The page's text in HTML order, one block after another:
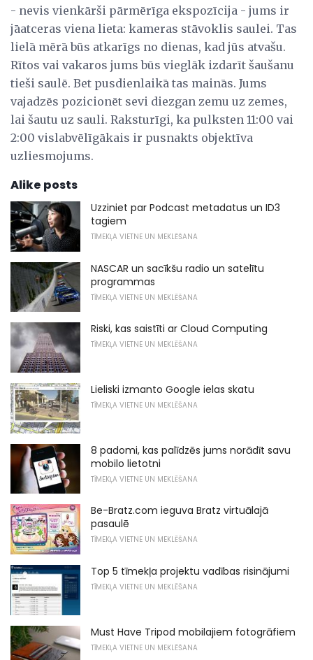
- nevis vienkārši pārmērīga ekspozīcija - jums ir
jāatceras viena lieta: kameras stāvoklis saulei. Tas
lielā mērā būs atkarīgs no dienas, kad jūs atvašu.
Rītos vai vakaros jums būs vieglāk izdarīt šaušanu
tieši saulē. Bet pusdienlaikā tas mainās. Jums
vajadzēs pozicionēt sevi diezgan zemu uz zemes,
lai šautu uz sauli. Raksturīgi, ka pulksten 11:00 vai
2:00 vislabvēlīgākais ir pusnakts objektīva
uzliesmojums.
Alike posts
Uzziniet par Podcast metadatus un ID3
tagiem
TĪMEKĻA VIETNE UN MEKLĒŠANA
NASCAR un sacīkšu radio un satelītu
programmas
TĪMEKĻA VIETNE UN MEKLĒŠANA
Riski, kas saistīti ar Cloud Computing
TĪMEKĻA VIETNE UN MEKLĒŠANA
Lieliski izmanto Google ielas skatu
TĪMEKĻA VIETNE UN MEKLĒŠANA
8 padomi, kas palīdzēs jums norādīt savu
mobilo lietotni
TĪMEKĻA VIETNE UN MEKLĒŠANA
Be-Bratz.com ieguva Bratz virtuālajā
pasaulē
TĪMEKĻA VIETNE UN MEKLĒŠANA
Top 5 tīmekļa projektu vadības risinājumi
TĪMEKĻA VIETNE UN MEKLĒŠANA
Must Have Tripod mobilajiem fotogrāfiem
TĪMEKĻA VIETNE UN MEKLĒŠANA